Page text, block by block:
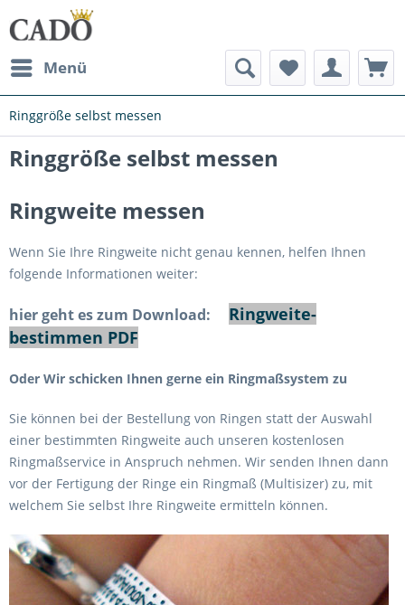
Menü
Ringgröße selbst messen
Ringgröße selbst messen
Ringweite messen
Wenn Sie Ihre Ringweite nicht genau kennen, helfen Ihnen
folgende Informationen weiter:
hier geht es zum Download: Ringweite-
bestimmen PDF
Oder Wir schicken Ihnen gerne ein Ringmaßsystem zu
Sie können bei der Bestellung von Ringen statt der Auswahl
einer bestimmten Ringweite auch unseren kostenlosen
Ringmaßservice in Anspruch nehmen. Wir senden Ihnen dann
vor der Fertigung der Ringe ein Ringmaß (Multisizer) zu, mit
welchem Sie selbst Ihre Ringweite ermitteln können.